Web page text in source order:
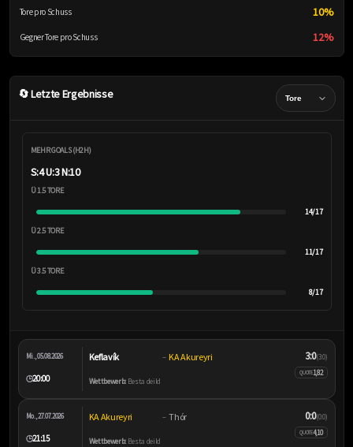
Tore pro Schuss 10%
Gegner Tore pro Schuss 12%
🔄 Letzte Ergebnisse
MEHR GOALS (H2H)
S:4 U:3 N:10
Ü 1.5 TORE
14/17
Ü 2.5 TORE
11/17
Ü 3.5 TORE
8/17
Mi., 05.08.2026
🕒20:00
Keflavík – KA Akureyri
Wettbewerb:Besta deild
3:0(3:0)
QUOTE1,82
Mo., 27.07.2026
🕒21:15
KA Akureyri – Thór
Wettbewerb:Besta deild
0:0(0:0)
QUOTE4,10